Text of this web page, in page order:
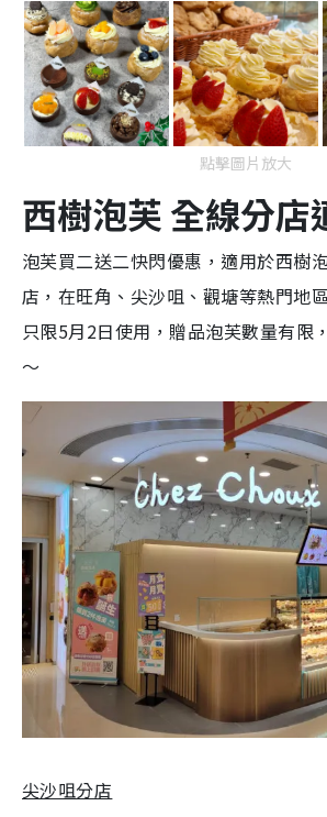
點擊圖片放大
西樹泡芙 全線分店
泡芙買二送二快閃優惠，適用於西樹
店， 在旺角、尖沙咀、觀塘等熱門地
只限5月2日使用，贈品泡芙數量有限
～
尖沙咀分店